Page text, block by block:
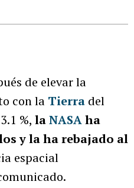
de elevar la
con la Tierra del
%, laNASAha
y la ha rebajado al
espacial